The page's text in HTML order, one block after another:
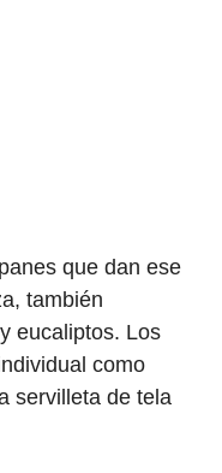
que dan ese
también
eucaliptos. Los
como
servilleta de tela